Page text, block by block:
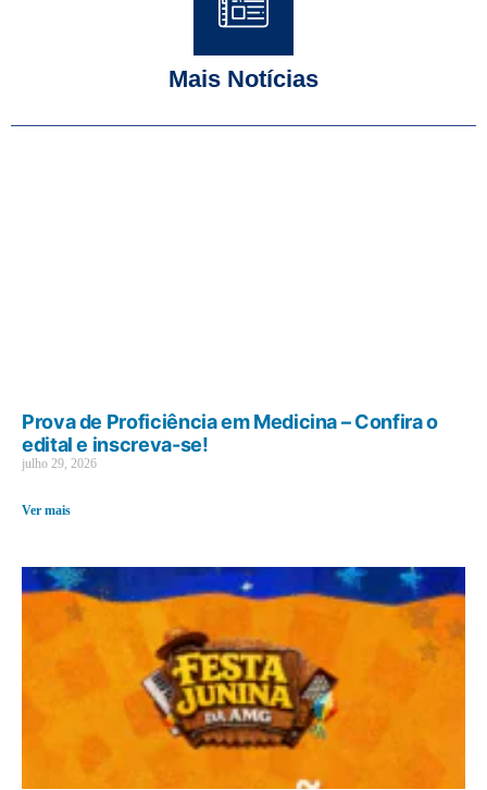
Mais Notícias
Prova de Proficiência em Medicina – Confira o
edital e inscreva-se!
julho 29, 2026
Ver mais